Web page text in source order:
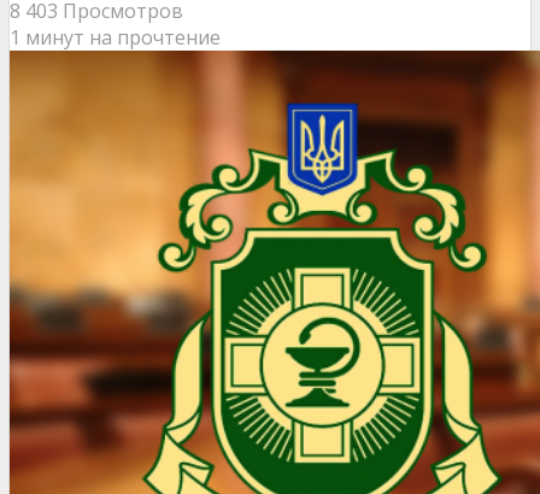
8 403 Просмотров
1 минут на прочтение